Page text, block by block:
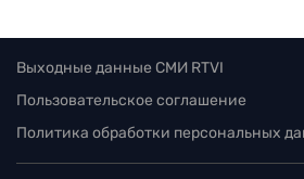
Выходные данные СМИ RTVI
Пользовательское соглашение
Политика обработки персональных